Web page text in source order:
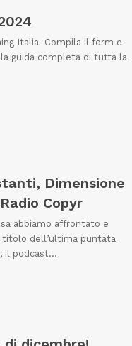
Italia Compila il form e
guida completa di tutta la
Dimensione
Copyr
abbiamo affrontato e
dell’ultima puntata
il podcast…